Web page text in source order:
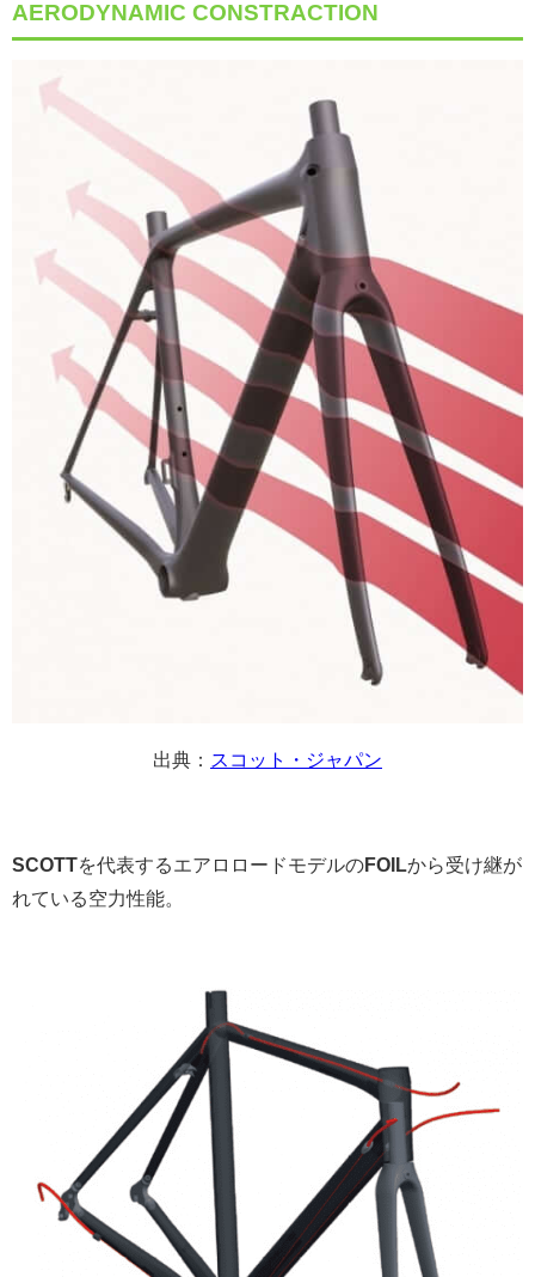
AERODYNAMIC CONSTRACTION
出典： スコット・ジャパン
SCOTTを代表するエアロロードモデルのFOIL から受け継が
れている空力性能。